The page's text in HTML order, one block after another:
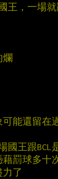
王，一場
能還留在
王跟BCL
罰球多十
了